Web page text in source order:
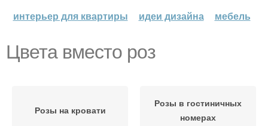
интерьер для квартиры
идеи дизайна мебель
Цвета вместо роз
Розы на кровати
Розы в гостиничных
номерах